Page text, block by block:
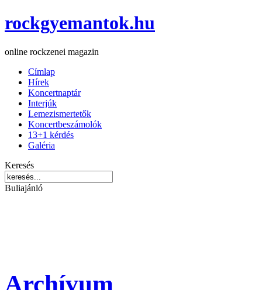
rockgyemantok.hu
online rockzenei magazin
Címlap
Hírek
Koncertnaptár
Interjúk
Lemezismertetők
Koncertbeszámolók
13+1 kérdés
Galéria
Keresés
Buliajánló
Archívum